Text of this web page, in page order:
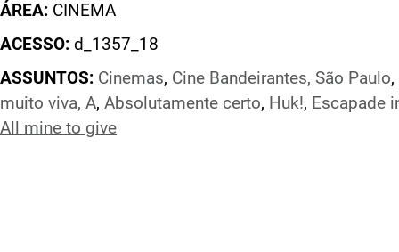
ÁREA: CINEMA
ACESSO: d_1357_18
ASSUNTOS: Cinemas, Cine Bandeirantes, São Paulo,
muito viva, A, Absolutamente certo, Huk!, Escapade
All mine to give